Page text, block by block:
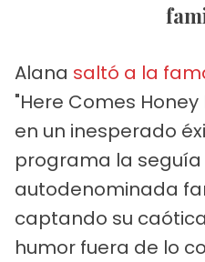
Alana saltó a la
"Here Comes
en un inesperado
programa la seguía
autodenominada
captando su
humor fuera de lo